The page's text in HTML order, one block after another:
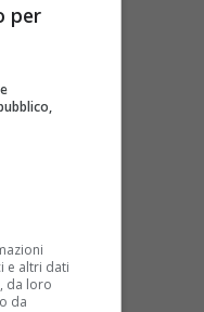
per
e altri dati
da loro
da